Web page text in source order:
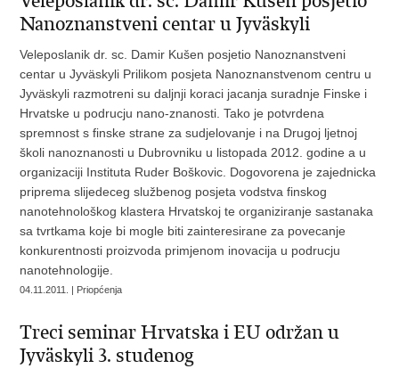
Nanoznanstveni centar u Jyväskyli
Veleposlanik dr. sc. Damir Kušen posjetio Nanoznanstveni
centar u Jyväskyli Prilikom posjeta Nanoznanstvenom centru u
Jyväskyli razmotreni su daljnji koraci jacanja suradnje Finske i
Hrvatske u podrucju nano-znanosti. Tako je potvrdena
spremnost s finske strane za sudjelovanje i na Drugoj ljetnoj
školi nanoznanosti u Dubrovniku u listopada 2012. godine a u
organizaciji Instituta Ruder Boškovic. Dogovorena je zajednicka
priprema slijedeceg službenog posjeta vodstva finskog
nanotehnološkog klastera Hrvatskoj te organiziranje sastanaka
sa tvrtkama koje bi mogle biti zainteresirane za povecanje
konkurentnosti proizvoda primjenom inovacija u podrucju
nanotehnologije.
04.11.2011. | Priopćenja
Treci seminar Hrvatska i EU održan u
Jyväskyli 3. studenog